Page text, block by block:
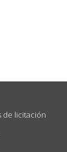
de licitación